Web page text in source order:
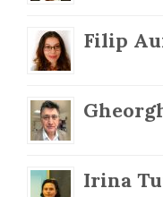
Filip
Irina